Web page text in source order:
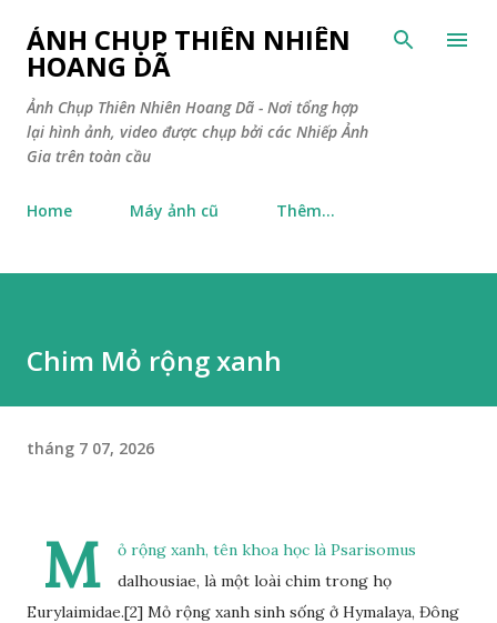
Chuyển đến nội dung chính
ẢNH CHỤP THIÊN NHIÊN
HOANG DÃ
Ảnh Chụp Thiên Nhiên Hoang Dã - Nơi tổng hợp
lại hình ảnh, video được chụp bởi các Nhiếp Ảnh
Gia trên toàn cầu
Home Máy ảnh cũ Thêm…
Chim Mỏ rộng xanh
tháng 7 07, 2026
M
ỏ rộng xanh, tên khoa học là Psarisomus
dalhousiae, là một loài chim trong họ
Eurylaimidae.[2] Mỏ rộng xanh sinh sống ở Hymalaya, Đông